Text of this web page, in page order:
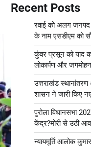
Recent Posts
रवाई को अलग जनपद
के नाम एसडीएम को
कुंवर प्रसून को याद
लोकार्पण और
उत्तराखंड
शासन ने जारी किए
पुरोला विधानसभा
केंद्र?मोरी से उठी
न्यायमूर्ति आलोक